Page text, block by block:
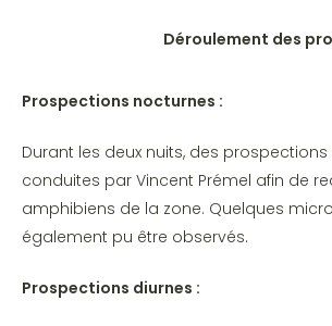
Déroulement des
Prospections nocturnes :
Durant les deux nuits, des
conduites par Vincent Prémel afin de
amphibiens de la zone. Quelques
également pu être observés.
Prospections diurnes :